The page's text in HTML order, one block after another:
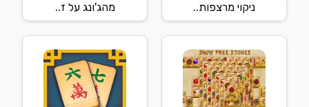
ניקוי מרצפות.. מהג'ונג על ז..